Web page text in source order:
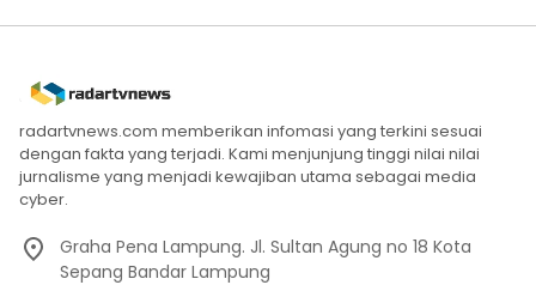
radartvnews.com memberikan infomasi yang terkini sesuai
dengan fakta yang terjadi. Kami menjunjung tinggi nilai nilai
jurnalisme yang menjadi kewajiban utama sebagai media
cyber.
Graha Pena Lampung. Jl. Sultan Agung no 18 Kota
Sepang Bandar Lampung